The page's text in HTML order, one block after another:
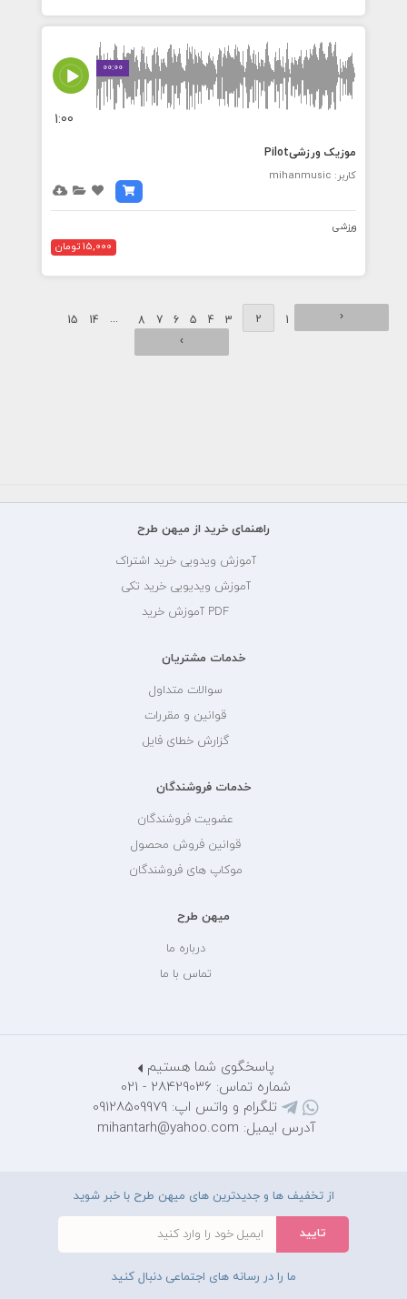
00:00
1:00
موزیک ورزشیPilot
کاربر: mihanmusic
ورزشی
15,000 تومان
‹
1
2
3
4
5
6
7
8
...
14
15
›
راهنمای خرید از میهن طرح
آموزش ویدویی خرید اشتراک
آموزش ویدیویی خرید تکی
PDF آموزش خرید
خدمات مشتریان
سوالات متداول
قوانین و مقررات
گزارش خطای فایل
خدمات فروشندگان
عضویت فروشندگان
قوانین فروش محصول
موکاپ های فروشندگان
میهن طرح
درباره ما
تماس با ما
پاسخگوی شما هستیم
شماره تماس: 28429036 - 021
تلگرام و واتس اپ: 09128509979
آدرس ایمیل: mihantarh@yahoo.com
از تخفیف ها و جدیدترین های میهن طرح با خبر شوید
ما را در رسانه های اجتماعی دنبال کنید